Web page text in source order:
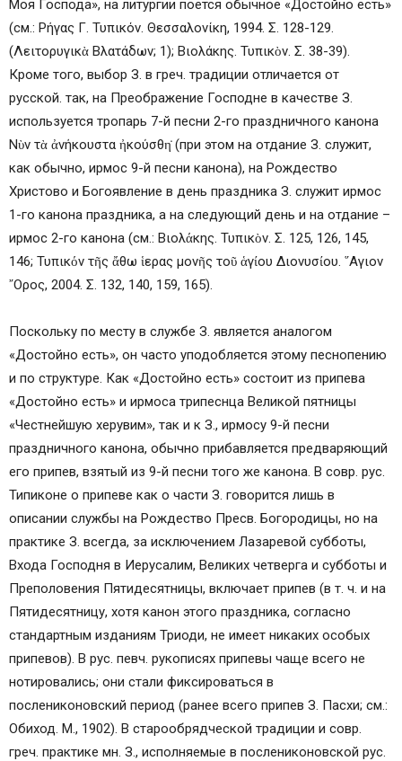
Моя Господа», на литургии поется обычное «Достойно есть»
(см.: Ρήγας Γ. Τυπικόν. Θεσσαλονίκη, 1994. Σ. 128-129.
(Λειτορυγικὰ Βλατάδων; 1); Βιολάκης. Τυπικὸν. Σ. 38-39).
Кроме того, выбор З. в греч. традиции отличается от
русской. так, на Преображение Господне в качестве З.
используется тропарь 7-й песни 2-го праздничного канона
Νὺν τὰ ἀνήκουστα ἠκούσθη̇ (при этом на отдание З. служит,
как обычно, ирмос 9-й песни канона), на Рождество
Христово и Богоявление в день праздника З. служит ирмос
1-го канона праздника, а на следующий день и на отдание –
ирмос 2-го канона (см.: Βιολάκης. Τυπικὸν. Σ. 125, 126, 145,
146; Τυπικόν τῆς ἄθω ἱερας μονῆς τοῦ ἁγίου Διονυσίου. ῞Αγιον
῎Ορος, 2004. Σ. 132, 140, 159, 165).
Поскольку по месту в службе З. является аналогом
«Достойно есть», он часто уподобляется этому песнопению
и по структуре. Как «Достойно есть» состоит из припева
«Достойно есть» и ирмоса трипеснца Великой пятницы
«Честнейшую херувим», так и к З., ирмосу 9-й песни
праздничного канона, обычно прибавляется предваряющий
его припев, взятый из 9-й песни того же канона. В совр. рус.
Типиконе о припеве как о части З. говорится лишь в
описании службы на Рождество Пресв. Богородицы, но на
практике З. всегда, за исключением Лазаревой субботы,
Входа Господня в Иерусалим, Великих четверга и субботы и
Преполовения Пятидесятницы, включает припев (в т. ч. и на
Пятидесятницу, хотя канон этого праздника, согласно
стандартным изданиям Триоди, не имеет никаких особых
припевов). В рус. певч. рукописях припевы чаще всего не
нотировались; они стали фиксироваться в
послениконовский период (ранее всего припев З. Пасхи; см.:
Обиход. М., 1902). В старообрядческой традиции и совр.
греч. практике мн. З., исполняемые в послениконовской рус.